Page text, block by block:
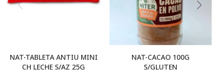
NAT-TABLETA ANTIU MINI
CH LECHE S/AZ 25G
NAT-CACAO 100G
S/GLUTEN